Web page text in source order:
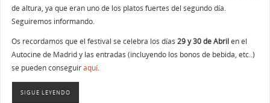
de altura, ya que eran uno de los platos fuertes del segundo día.
Seguiremos informando.
Os recordamos que el festival se celebra los días 29 y 30 de Abrilen el
Autocine de Madrid y las entradas (incluyendo los bonos de bebida, etc..)
se pueden conseguiraquí.
SIGUE LEYENDO